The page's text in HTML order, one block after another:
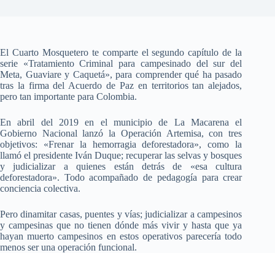
El Cuarto Mosquetero te comparte el segundo capítulo de la
serie «Tratamiento Criminal para campesinado del sur del
Meta, Guaviare y Caquetá», para comprender qué ha pasado
tras la firma del Acuerdo de Paz en territorios tan alejados,
pero tan importante para Colombia.
En abril del 2019 en el municipio de La Macarena el
Gobierno Nacional lanzó la Operación Artemisa, con tres
objetivos: «Frenar la hemorragia deforestadora», como la
llamó el presidente Iván Duque; recuperar las selvas y bosques
y judicializar a quienes están detrás de «esa cultura
deforestadora». Todo acompañado de pedagogía para crear
conciencia colectiva.
Pero dinamitar casas, puentes y vías; judicializar a campesinos
y campesinas que no tienen dónde más vivir y hasta que ya
hayan muerto campesinos en estos operativos parecería todo
menos ser una operación funcional.